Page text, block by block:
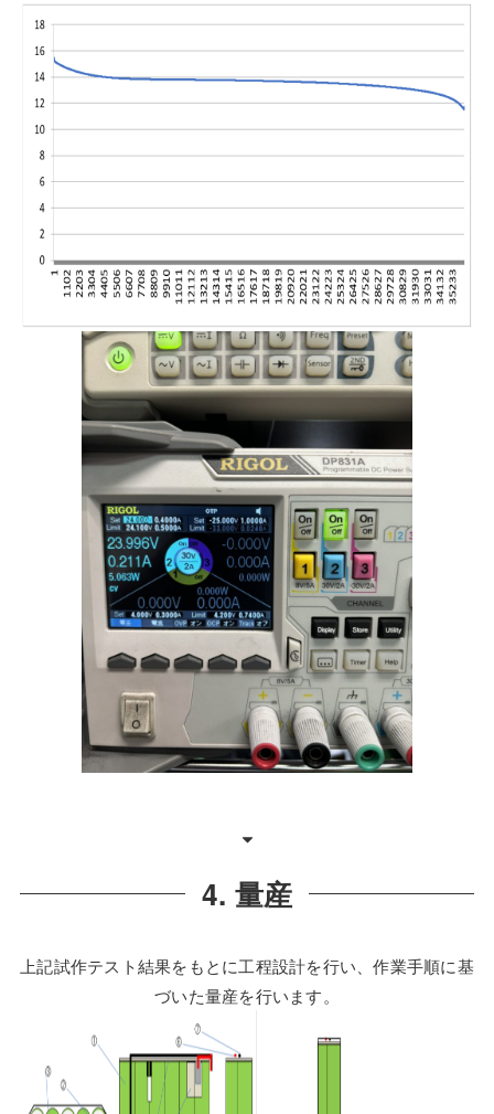
4. 量産
上記試作テスト結果をもとに工程設計を行い、作業手順に基
づいた量産を行います。